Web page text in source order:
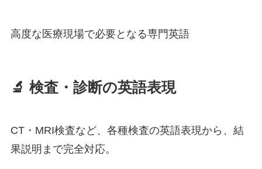
高度な医療現場で必要となる専門英語
🔬 検査・診断の英語表現
CT・MRI検査など、各種検査の英語表現から、結
果説明まで完全対応。